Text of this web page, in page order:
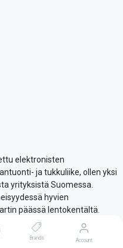
Brands Account
elektronisten
ja tukkuliike, ollen yksi
yrityksistä Suomessa.
hyvien
päässä lentokentältä.
mittavaan 12 000
nopeisiin ja luotettaviin